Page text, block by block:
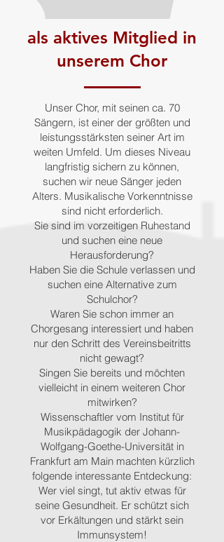
als aktives Mitglied in
unserem Chor
Unser Chor, mit seinen ca. 70
Sängern, ist einer der größten und
leistungsstärksten seiner Art im
weiten Umfeld. Um dieses Niveau
langfristig sichern zu können,
suchen wir neue Sänger jeden
Alters. Musikalische Vorkenntnisse
sind nicht erforderlich.
Sie sind im vorzeitigen Ruhestand
und suchen eine neue
Herausforderung?
Haben Sie die Schule verlassen und
suchen eine Alternative zum
Schulchor?
Waren Sie schon immer an
Chorgesang interessiert und haben
nur den Schritt des Vereinsbeitritts
nicht gewagt?
Singen Sie bereits und möchten
vielleicht in einem weiteren Chor
mitwirken?
Wissenschaftler vom Institut für
Musikpädagogik der Johann-
Wolfgang-Goethe-Universität in
Frankfurt am Main machten kürzlich
folgende interessante Entdeckung:
Wer viel singt, tut aktiv etwas für
seine Gesundheit. Er schützt sich
vor Erkältungen und stärkt sein
Immunsystem!